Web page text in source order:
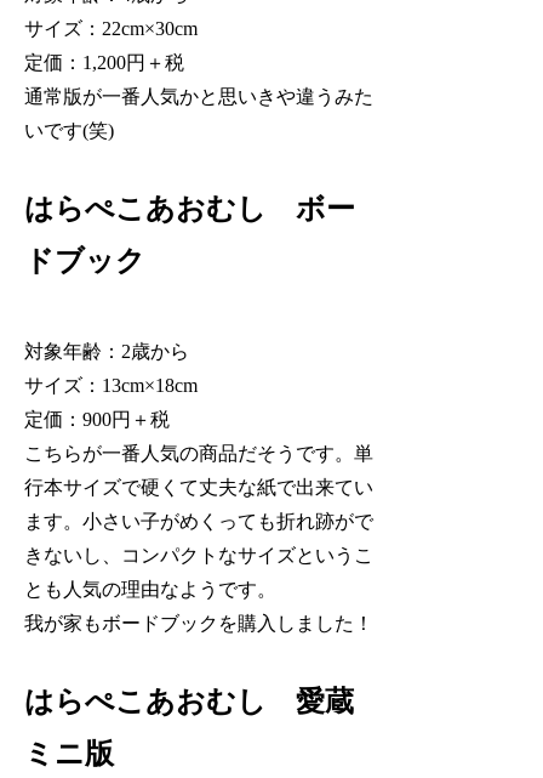
サイズ：22cm×30cm
定価：1,200円＋税
通常版が一番人気かと思いきや違うみた
いです(笑)
はらぺこあおむし ボー
ドブック
対象年齢：2歳から
サイズ：13cm×18cm
定価：900円＋税
こちらが一番人気の商品だそうです。単
行本サイズで硬くて丈夫な紙で出来てい
ます。小さい子がめくっても折れ跡がで
きないし、コンパクトなサイズというこ
とも人気の理由なようです。
我が家もボードブックを購入しました！
はらぺこあおむし 愛蔵
ミニ版